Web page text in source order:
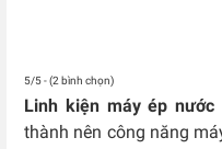
5/5 - (2 bình chọn)
Linh kiện máy ép nước
thành nên công năng